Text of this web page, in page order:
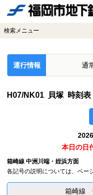
検索メニュー
運行情報 通
H07/NK01 貝塚 時刻表
本日の日
箱崎線 中洲川端・姪浜方面
各記号の説明については、ペー
箱崎線